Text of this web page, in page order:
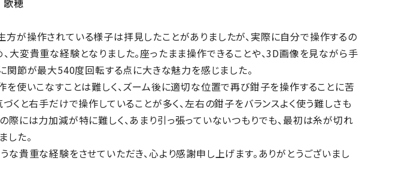
が操作されている様子は拝見したことがありましたが、実際に自分で操作するの
大変貴重な経験となりました。座ったまま操作できることや、3D画像を見ながら手
関節が最大540度回転する点に大きな魅力を感じました。
を使いこなすことは難しく、ズーム後に適切な位置で再び鉗子を操作することに苦
づくと右手だけで操作していることが多く、左右の鉗子をバランスよく使う難しさも
際には力加減が特に難しく、あまり引っ張っていないつもりでも、最初は糸が切れ
した。
な貴重な経験をさせていただき、心より感謝申し上げます。ありがとうございまし